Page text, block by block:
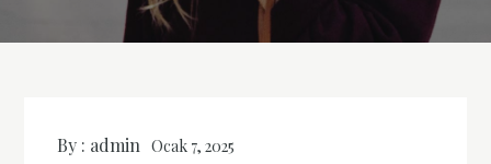
By : admin Ocak 7, 2025